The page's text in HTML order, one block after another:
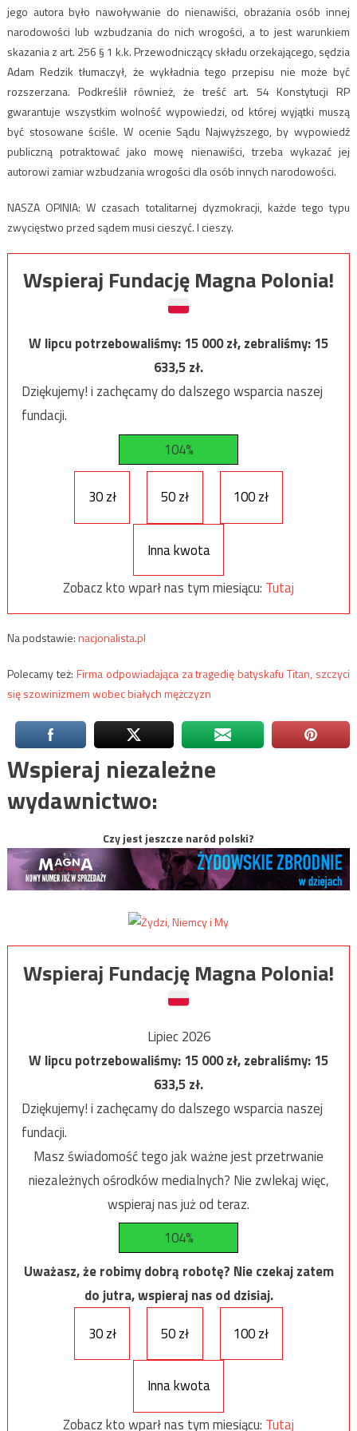
jego autora było nawoływanie do nienawiści, obrażania osób innej
narodowości lub wzbudzania do nich wrogości, a to jest warunkiem
skazania z art. 256 § 1 k.k. Przewodniczący składu orzekającego, sędzia
Adam Redzik tłumaczył, że wykładnia tego przepisu nie może być
rozszerzana. Podkreślił również, że treść art. 54 Konstytucji RP
gwarantuje wszystkim wolność wypowiedzi, od której wyjątki muszą
być stosowane ściśle. W ocenie Sądu Najwyższego, by wypowiedź
publiczną potraktować jako mowę nienawiści, trzeba wykazać jej
autorowi zamiar wzbudzania wrogości dla osób innych narodowości.
NASZA OPINIA: W czasach totalitarnej dyzmokracji, każde tego typu
zwycięstwo przed sądem musi cieszyć. I cieszy.
Wspieraj Fundację Magna Polonia!
W lipcu potrzebowaliśmy:15 000zł, zebraliśmy:15
633,5zł.
Dziękujemy! i zachęcamy do dalszego wsparcia naszej
fundacji.
104%
30 zł 50 zł 100 zł
Inna kwota
Zobacz kto wparł nas tym miesiącu: Tutaj
Na podstawie:nacjonalista.pl
Polecamy też: Firma odpowiadająca za tragedię batyskafu Titan, szczyci
się szowinizmem wobec białych mężczyzn
Wspieraj niezależne
wydawnictwo:
Czy jest jeszcze naród polski?
Wspieraj Fundację Magna Polonia!
Lipiec 2026
W lipcu potrzebowaliśmy:15 000zł, zebraliśmy:15
633,5zł.
Dziękujemy! i zachęcamy do dalszego wsparcia naszej
fundacji.
Masz świadomość tego jak ważne jest przetrwanie
niezależnych ośrodków medialnych? Nie zwlekaj więc,
wspieraj nas już od teraz.
104%
Uważasz, że robimy dobrą robotę? Nie czekaj zatem
do jutra, wspieraj nas od dzisiaj.
30 zł
50 zł 100 zł
Inna kwota
Zobacz kto wparł nas tym miesiącu: Tutaj